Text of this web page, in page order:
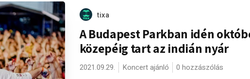
tixa
A Budapest Parkban idén
közepéig tart az indián nyár
2021.09.29. Koncert ajánló 0 hozzászólás